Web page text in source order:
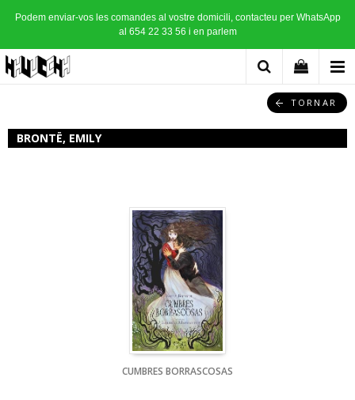
Podem enviar-vos les comandes al vostre domicili, contacteu per WhatsApp
al 654 22 33 56 i en parlem
TORNAR
BRONTË, EMILY
CUMBRES BORRASCOSAS